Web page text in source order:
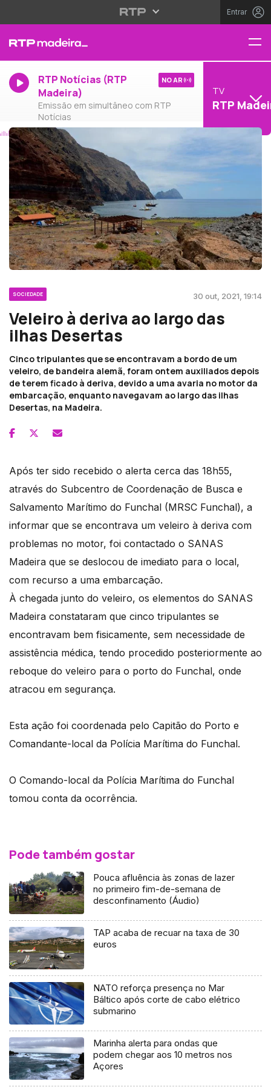
Entrar
RTP Notícias (RTP
Madeira)
Emissão em simultâneo com RTP
Notícias
NO AR
TV
RTP
SOCIEDADE 30 out, 2021, 19:14
Veleiro à deriva ao largo das
ilhas Desertas
Cinco tripulantes que se encontravam a bordo de um
veleiro, de bandeira alemã, foram ontem auxiliados depois
de terem ficado à deriva, devido a uma avaria no motor da
embarcação, enquanto navegavam ao largo das ilhas
Desertas, na Madeira.
Após ter sido recebido o alerta cerca das 18h55,
através do Subcentro de Coordenação de Busca e
Salvamento Marítimo do Funchal (MRSC Funchal), a
informar que se encontrava um veleiro à deriva com
problemas no motor, foi contactado o SANAS
Madeira que se deslocou de imediato para o local,
com recurso a uma embarcação.
À chegada junto do veleiro, os elementos do SANAS
Madeira constataram que cinco tripulantes se
encontravam bem fisicamente, sem necessidade de
assistência médica, tendo procedido posteriormente ao
reboque do veleiro para o porto do Funchal, onde
atracou em segurança.
Esta ação foi coordenada pelo Capitão do Porto e
Comandante-local da Polícia Marítima do Funchal.
O Comando-local da Polícia Marítima do Funchal
tomou conta da ocorrência.
Pode também gostar
Pouca afluência às zonas de lazer
no primeiro fim-de-semana de
desconfinamento (Áudio)
TAP acaba de recuar na taxa de 30
euros
NATO reforça presença no Mar
Báltico após corte de cabo elétrico
submarino
Marinha alerta para ondas que
podem chegar aos 10 metros nos
Açores